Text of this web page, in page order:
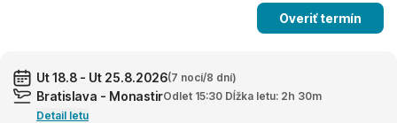
Overiť termín
Ut 18.8 - Ut 25.8.2026(7 nocí/8 dní)
Bratislava - MonastirOdlet 15:30 Dĺžka letu: 2h 30m
Detail letu